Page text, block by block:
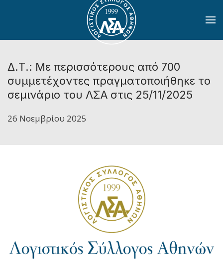
Skip to main content
Δ.Τ.: Με περισσότερους από 700
συμμετέχοντες πραγματοποιήθηκε το
σεμινάριο του ΛΣΑ στις 25/11/2025
26 Νοεμβρίου 2025